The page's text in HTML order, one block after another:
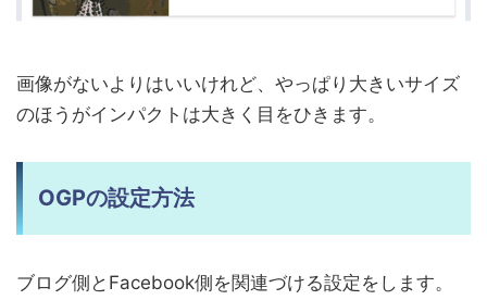
画像がないよりはいいけれど、やっぱり大きいサイズ
のほうがインパクトは大きく目をひきます。
OGPの設定方法
ブログ側とFacebook側を関連づける設定をします。